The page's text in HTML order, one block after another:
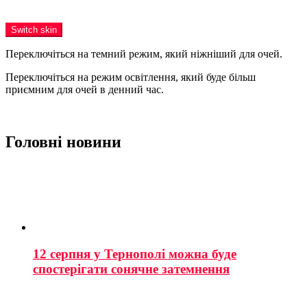
Switch skin
Переключіться на темний режим, який ніжніший для очей.
Переключіться на режим освітлення, який буде більш
приємним для очей в денний час.
Головні новини
12 серпня у Тернополі можна буде
спостерігати сонячне затемнення